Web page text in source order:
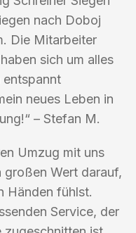
nach Doboj
Die Mitarbeiter
sich um alles
entspannt
neues Leben in
– Stefan M.
Umzug mit uns
großen Wert darauf,
Händen fühlst.
Service, der